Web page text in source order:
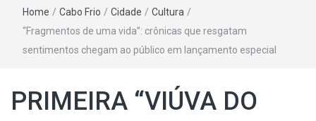
Home / Cabo Frio / Cidade / Cultura /
“Fragmentos de uma vida”: crônicas que resgatam
sentimentos chegam ao público em lançamento especial
PRIMEIRA “VIÚVA DO